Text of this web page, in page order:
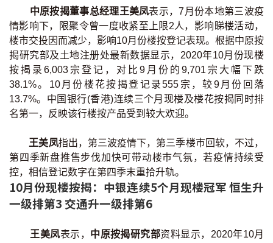
置业预算
供款年期计算
工商铺按揭计算
免费物业估价
下载中心
中原按揭董事总经理王美凤表示，7月份本地第三波疫
情影响下，限聚令曾一度收紧至上限2人，影响睇楼活动，
楼市交投因而减少，影响10月份楼按登记表现。根据中原按
揭研究部及土地注册处最新数据显示，2020年10月份现楼
按揭录6,003宗登记，对比9月份的9,701宗大幅下跌
38.1%。10月份楼花按揭登记录555宗，较9月份回落
13.7%。中国银行(香港)连续三个月现楼及楼花按揭同时排
名第一，反映该行楼按产品受到较大欢迎。
王美凤指出，第三波疫情下，第三季楼巿回软，不过，
第四季新盘推售步伐加快可带动楼巿气氛，若疫情持续受
控，相信登记数字在第四季末重拾升轨。
10月份现楼按揭：中银连续5个月现楼冠军 恒生升
一级排第3 交通升一级排第6
王美凤表示， 中原按揭研究部资料显示，2020年10月